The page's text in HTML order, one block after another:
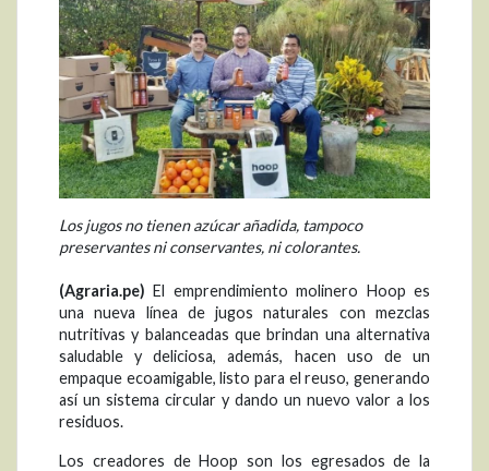
Los jugos no tienen azúcar añadida, tampoco
preservantes ni conservantes, ni colorantes.
(Agraria.pe) El emprendimiento molinero Hoop es
una nueva línea de jugos naturales con mezclas
nutritivas y balanceadas que brindan una alternativa
saludable y deliciosa, además, hacen uso de un
empaque ecoamigable, listo para el reuso, generando
así un sistema circular y dando un nuevo valor a los
residuos.
Los creadores de Hoop son los egresados de la